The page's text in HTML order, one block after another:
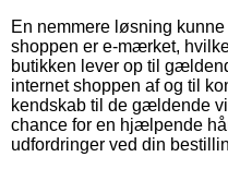
En nemmere løsning
shoppen er e-mærket,
butikken lever op til
internet shoppen af og til
kendskab til de gældende
chance for en hjælpende
udfordringer ved din